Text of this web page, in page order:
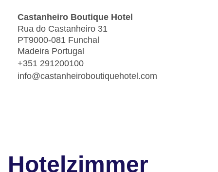
Castanheiro Boutique Hotel
Rua do Castanheiro 31
PT9000-081 Funchal
Madeira Portugal
+351 291200100
info@castanheiroboutiquehotel.com
Hotelzimmer